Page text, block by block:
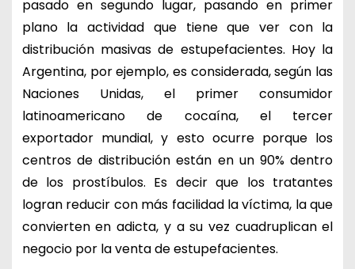
pasado en segundo lugar, pasando en primer
plano la actividad que tiene que ver con la
distribución masivas de estupefacientes. Hoy la
Argentina, por ejemplo, es considerada, según las
Naciones Unidas, el primer consumidor
latinoamericano de cocaína, el tercer
exportador mundial, y esto ocurre porque los
centros de distribución están en un 90% dentro
de los prostíbulos. Es decir que los tratantes
logran reducir con más facilidad la víctima, la que
convierten en adicta, y a su vez cuadruplican el
negocio por la venta de estupefacientes.